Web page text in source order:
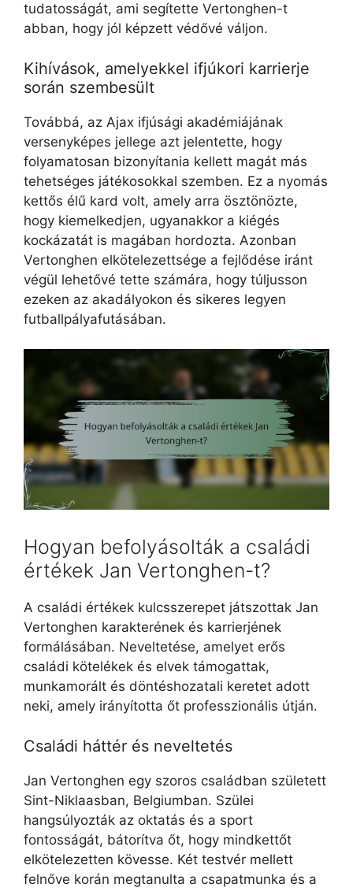
tudatosságát, ami segítette Vertonghen-t
abban, hogy jól képzett védővé váljon.
Kihívások, amelyekkel ifjúkori karrierje
során szembesült
Továbbá, az Ajax ifjúsági akadémiájának
versenyképes jellege azt jelentette, hogy
folyamatosan bizonyítania kellett magát más
tehetséges játékosokkal szemben. Ez a nyomás
kettős élű kard volt, amely arra ösztönözte,
hogy kiemelkedjen, ugyanakkor a kiégés
kockázatát is magában hordozta. Azonban
Vertonghen elkötelezettsége a fejlődése iránt
végül lehetővé tette számára, hogy túljusson
ezeken az akadályokon és sikeres legyen
futballpályafutásában.
Hogyan befolyásolták a családi
értékek Jan Vertonghen-t?
A családi értékek kulcsszerepet játszottak Jan
Vertonghen karakterének és karrierjének
formálásában. Neveltetése, amelyet erős
családi kötelékek és elvek támogattak,
munkamorált és döntéshozatali keretet adott
neki, amely irányította őt professzionális útján.
Családi háttér és neveltetés
Jan Vertonghen egy szoros családban született
Sint-Niklaasban, Belgiumban. Szülei
hangsúlyozták az oktatás és a sport
fontosságát, bátorítva őt, hogy mindkettőt
elkötelezetten kövesse. Két testvér mellett
felnőve korán megtanulta a csapatmunka és a